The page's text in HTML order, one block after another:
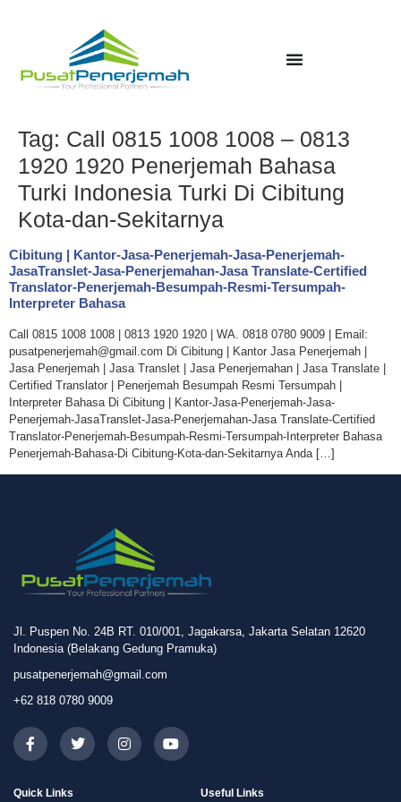
Tag: Call 0815 1008 1008 – 0813
1920 1920 Penerjemah Bahasa
Turki Indonesia Turki Di Cibitung
Kota-dan-Sekitarnya
Cibitung | Kantor-Jasa-Penerjemah-Jasa-Penerjemah-
JasaTranslet-Jasa-Penerjemahan-Jasa Translate-Certified
Translator-Penerjemah-Besumpah-Resmi-Tersumpah-
Interpreter Bahasa
Call 0815 1008 1008 | 0813 1920 1920 | WA. 0818 0780 9009 | Email:
pusatpenerjemah@gmail.com Di Cibitung | Kantor Jasa Penerjemah |
Jasa Penerjemah | Jasa Translet | Jasa Penerjemahan | Jasa Translate |
Certified Translator | Penerjemah Besumpah Resmi Tersumpah |
Interpreter Bahasa Di Cibitung | Kantor-Jasa-Penerjemah-Jasa-
Penerjemah-JasaTranslet-Jasa-Penerjemahan-Jasa Translate-Certified
Translator-Penerjemah-Besumpah-Resmi-Tersumpah-Interpreter Bahasa
Penerjemah-Bahasa-Di Cibitung-Kota-dan-Sekitarnya Anda […]
Jl. Puspen No. 24B RT. 010/001, Jagakarsa, Jakarta Selatan 12620
Indonesia (Belakang Gedung Pramuka)
pusatpenerjemah@gmail.com
+62 818 0780 9009
Quick Links Useful Links